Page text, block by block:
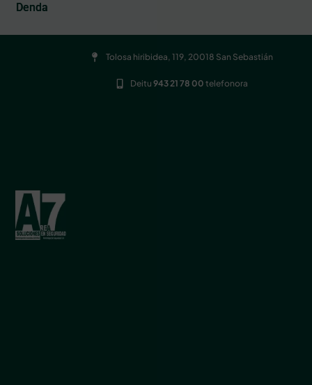
Denda
Tolosa hiribidea, 119, 20018 San Sebastián
Deitu943 21 78 00 telefonora